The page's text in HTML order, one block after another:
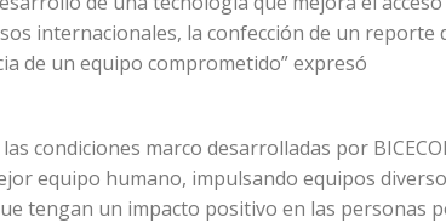
internacionales, la confección de un reporte
de un equipo comprometido” expresó
condiciones marco desarrolladas por
equipo humano, impulsando equipos
tengan un impacto positivo en las personas